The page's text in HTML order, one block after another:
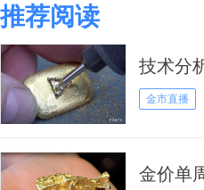
推荐阅读
技术分
金市直播
金价单